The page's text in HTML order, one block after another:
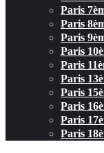
Paris
Paris
Paris
Paris
Paris
Paris
Paris
Paris
Paris
Paris